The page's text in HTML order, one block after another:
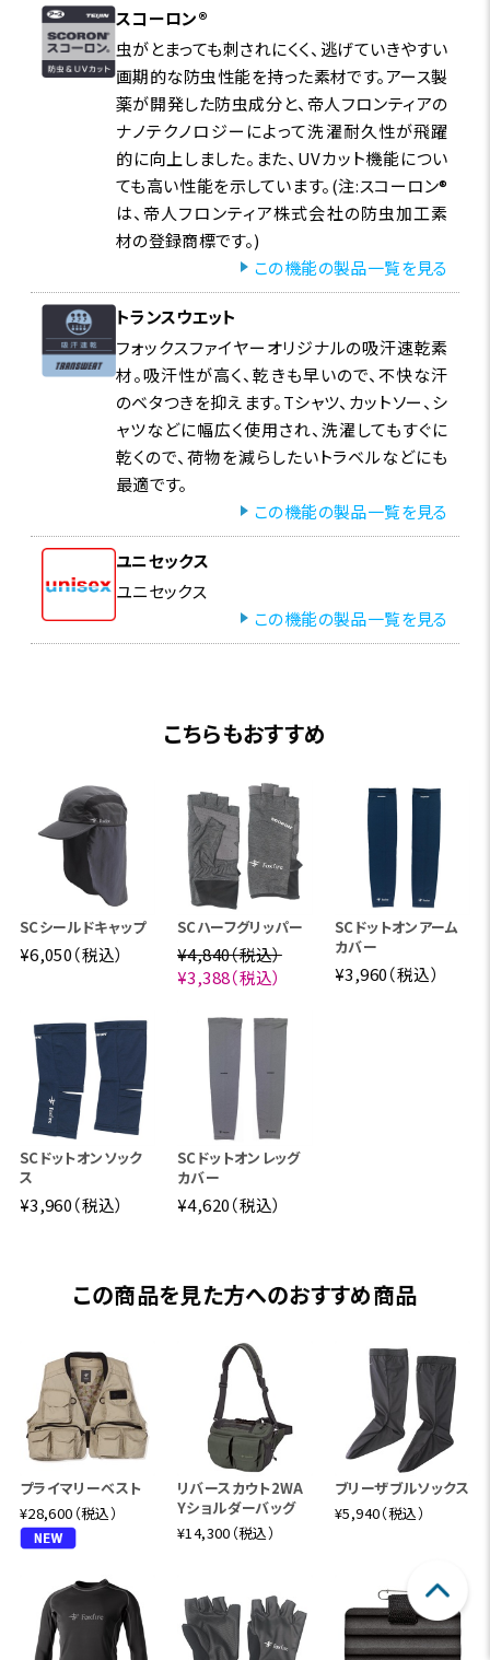
スコーロン®
虫がとまっても刺されにくく、逃げていきやすい
画期的な防虫性能を持った素材です。アース製
薬が開発した防虫成分と、帝人フロンティアの
ナノテクノロジーによって洗濯耐久性が飛躍
的に向上しました。また、UVカット機能につい
ても高い性能を示しています。(注:スコーロン®
は、帝人フロンティア株式会社の防虫加工素
材の登録商標です。)
この機能の製品一覧を見る
トランスウエット
フォックスファイヤーオリジナルの吸汗速乾素
材。吸汗性が高く、乾きも早いので、不快な汗
のベタつきを抑えます。Tシャツ、カットソー、シ
ャツなどに幅広く使用され、洗濯してもすぐに
乾くので、荷物を減らしたいトラベルなどにも
最適です。
この機能の製品一覧を見る
ユニセックス
ユニセックス
この機能の製品一覧を見る
こちらもおすすめ
SCシールドキャップ
¥6,050（税込）
SCハーフグリッパー
¥4,840（税込）
¥3,388（税込）
SCドットオンアーム
カバー
¥3,960（税込）
SCドットオンソック
ス
¥3,960（税込）
SCドットオンレッグ
カバー
¥4,620（税込）
この商品を見た方へのおすすめ商品
プライマリーベスト
¥28,600（税込）
リバースカウト2WA
Yショルダーバッグ
¥14,300（税込）
ブリーザブルソックス
¥5,940（税込）